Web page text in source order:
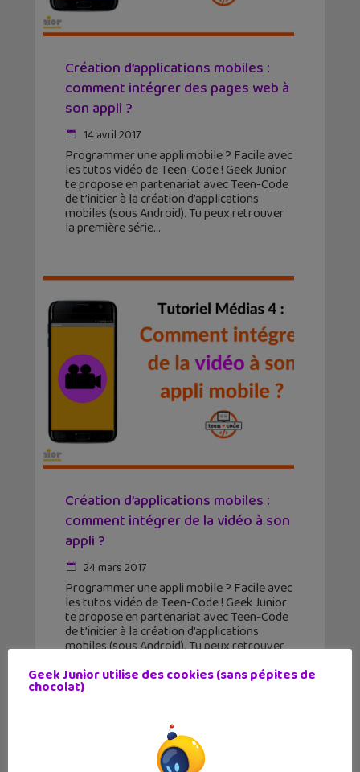
Création d’applications mobiles :
comment intégrer des pages web à
son appli ?
14 avril 2017
Programmer une appli mobile ? Facile avec
les tutos vidéo de Teen-Code ! Geek Junior
te propose en partenariat avec Teen-Code
de t’initier à la création d’applications
mobiles (sous Android). Tu peux retrouver
la première série
Création d’applications mobiles :
comment intégrer de la vidéo à son
appli ?
24 mars 2017
Programmer une appli mobile ? Facile avec
les tutos vidéo de Teen-Code ! Geek Junior
te propose en partenariat avec Teen-Code
de t’initier à la création d’applications
mobiles (sous Android). Tu peux retrouver
Geek Junior utilise des cookies (sans pépites de
chocolat)